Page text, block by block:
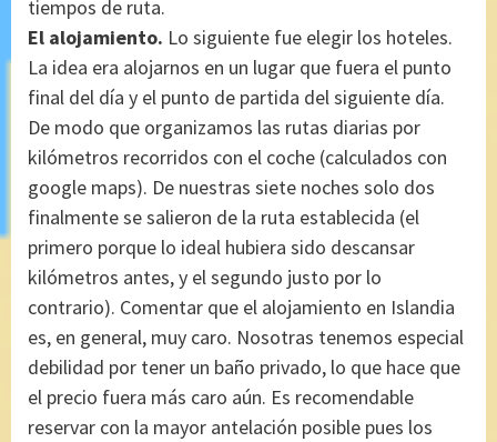
tiempos de ruta.
El alojamiento. Lo siguiente fue elegir los hoteles.
La idea era alojarnos en un lugar que fuera el punto
final del día y el punto de partida del siguiente día.
De modo que organizamos las rutas diarias por
kilómetros recorridos con el coche (calculados con
google maps). De nuestras siete noches solo dos
finalmente se salieron de la ruta establecida (el
primero porque lo ideal hubiera sido descansar
kilómetros antes, y el segundo justo por lo
contrario). Comentar que el alojamiento en Islandia
es, en general, muy caro. Nosotras tenemos especial
debilidad por tener un baño privado, lo que hace que
el precio fuera más caro aún. Es recomendable
reservar con la mayor antelación posible pues los